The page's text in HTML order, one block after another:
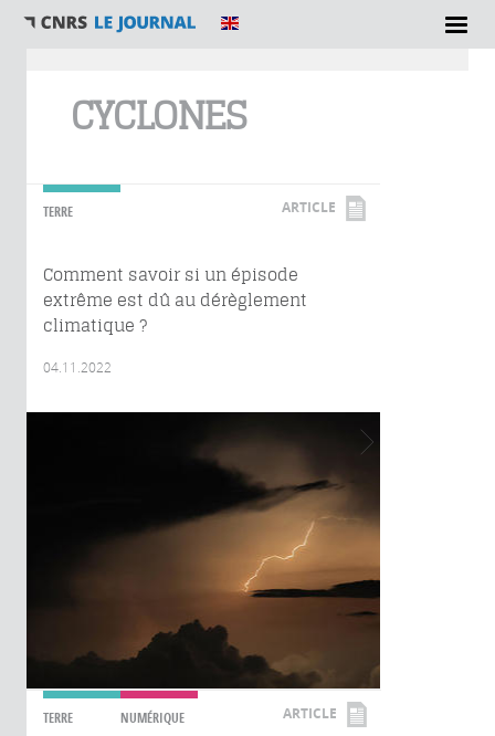
CYCLONES
TERRE ARTICLE
Comment savoir si un épisode
extrême est dû au dérèglement
climatique ?
04.11.2022
TERRE NUMÉRIQUE ARTICLE